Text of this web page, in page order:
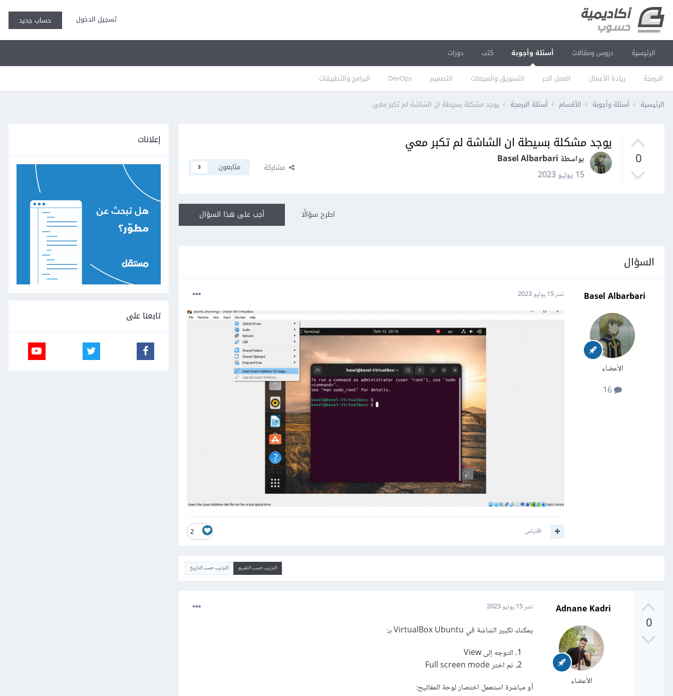
تسجيل الدخول حساب جديد
الرئيسية دروس ومقالات أسئلة وأجوبة
البرمجة ريادة الأعمال العمل الحر التسويق والمبيعات التصميم DevOps البرامج والتطبيقات
كتب دورات
الرئيسية أسئلة وأجوبة الأقسام أسئلة البرمجة يوجد مشكلة بسيطة ان الشاشة لم تكبر معي
0
يوجد مشكلة بسيطة ان الشاشة لم تكبر معي
بواسطة Basel Albarbari
15 يوليو 2023
مشاركة متابعون 3
أجب على هذا السؤال اطرح سؤالًا
السؤال
Basel Albarbari
الأعضاء
نشر15 يوليو 2023
2 اقتباس
الترتيب حسب التقييم الترتيب حسب التاريخ
0
Adnane Kadri
الأعضاء
نشر15 يوليو 2023
يمكنك تكبير الشاشة في VirtualBox Ubuntu بـ:
التوجه إلى View
ثم اختر Full screen mode
أو مباشرة استعمل اختصار لوحة المفاتيح:
إعلانات
تابعنا على